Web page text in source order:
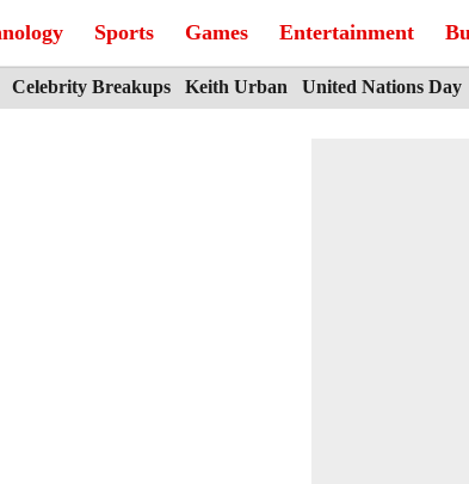
Sports Games Entertainment
Celebrity Breakups Keith Urban United Nations Day